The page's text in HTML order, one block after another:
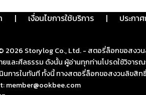
| เงื่อนไขการใช้บริการ | ประกา
2026 Storylog Co., Ltd. - สตอรี่ล็อกขอสงว
และศีลธรรม ดังนั้น ผู้อ่านทุกท่านโปรดใช้วิจา
นินการในทันที ทั้งนี้ ทางสตอรี่ล็อกขอสงวนลิข
member@ookbee.com